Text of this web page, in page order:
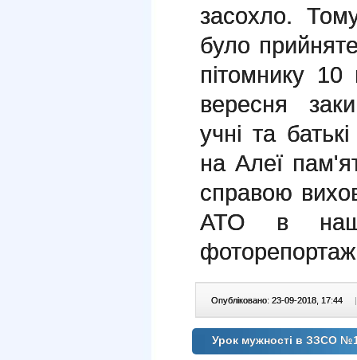
засохло.
було
пітомнику
вересня
учні та
на Алеї
справою
АТО в
Опубліковано: 23-09-2018, 17:44 |
Урок мужності в ЗЗСО